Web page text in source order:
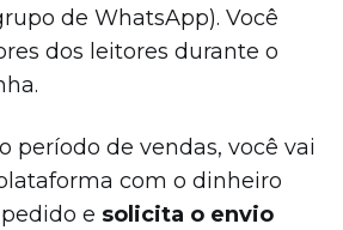
de WhatsApp). Você
dos leitores durante o
período de vendas, você vai
com o dinheiro
e solicita o envio